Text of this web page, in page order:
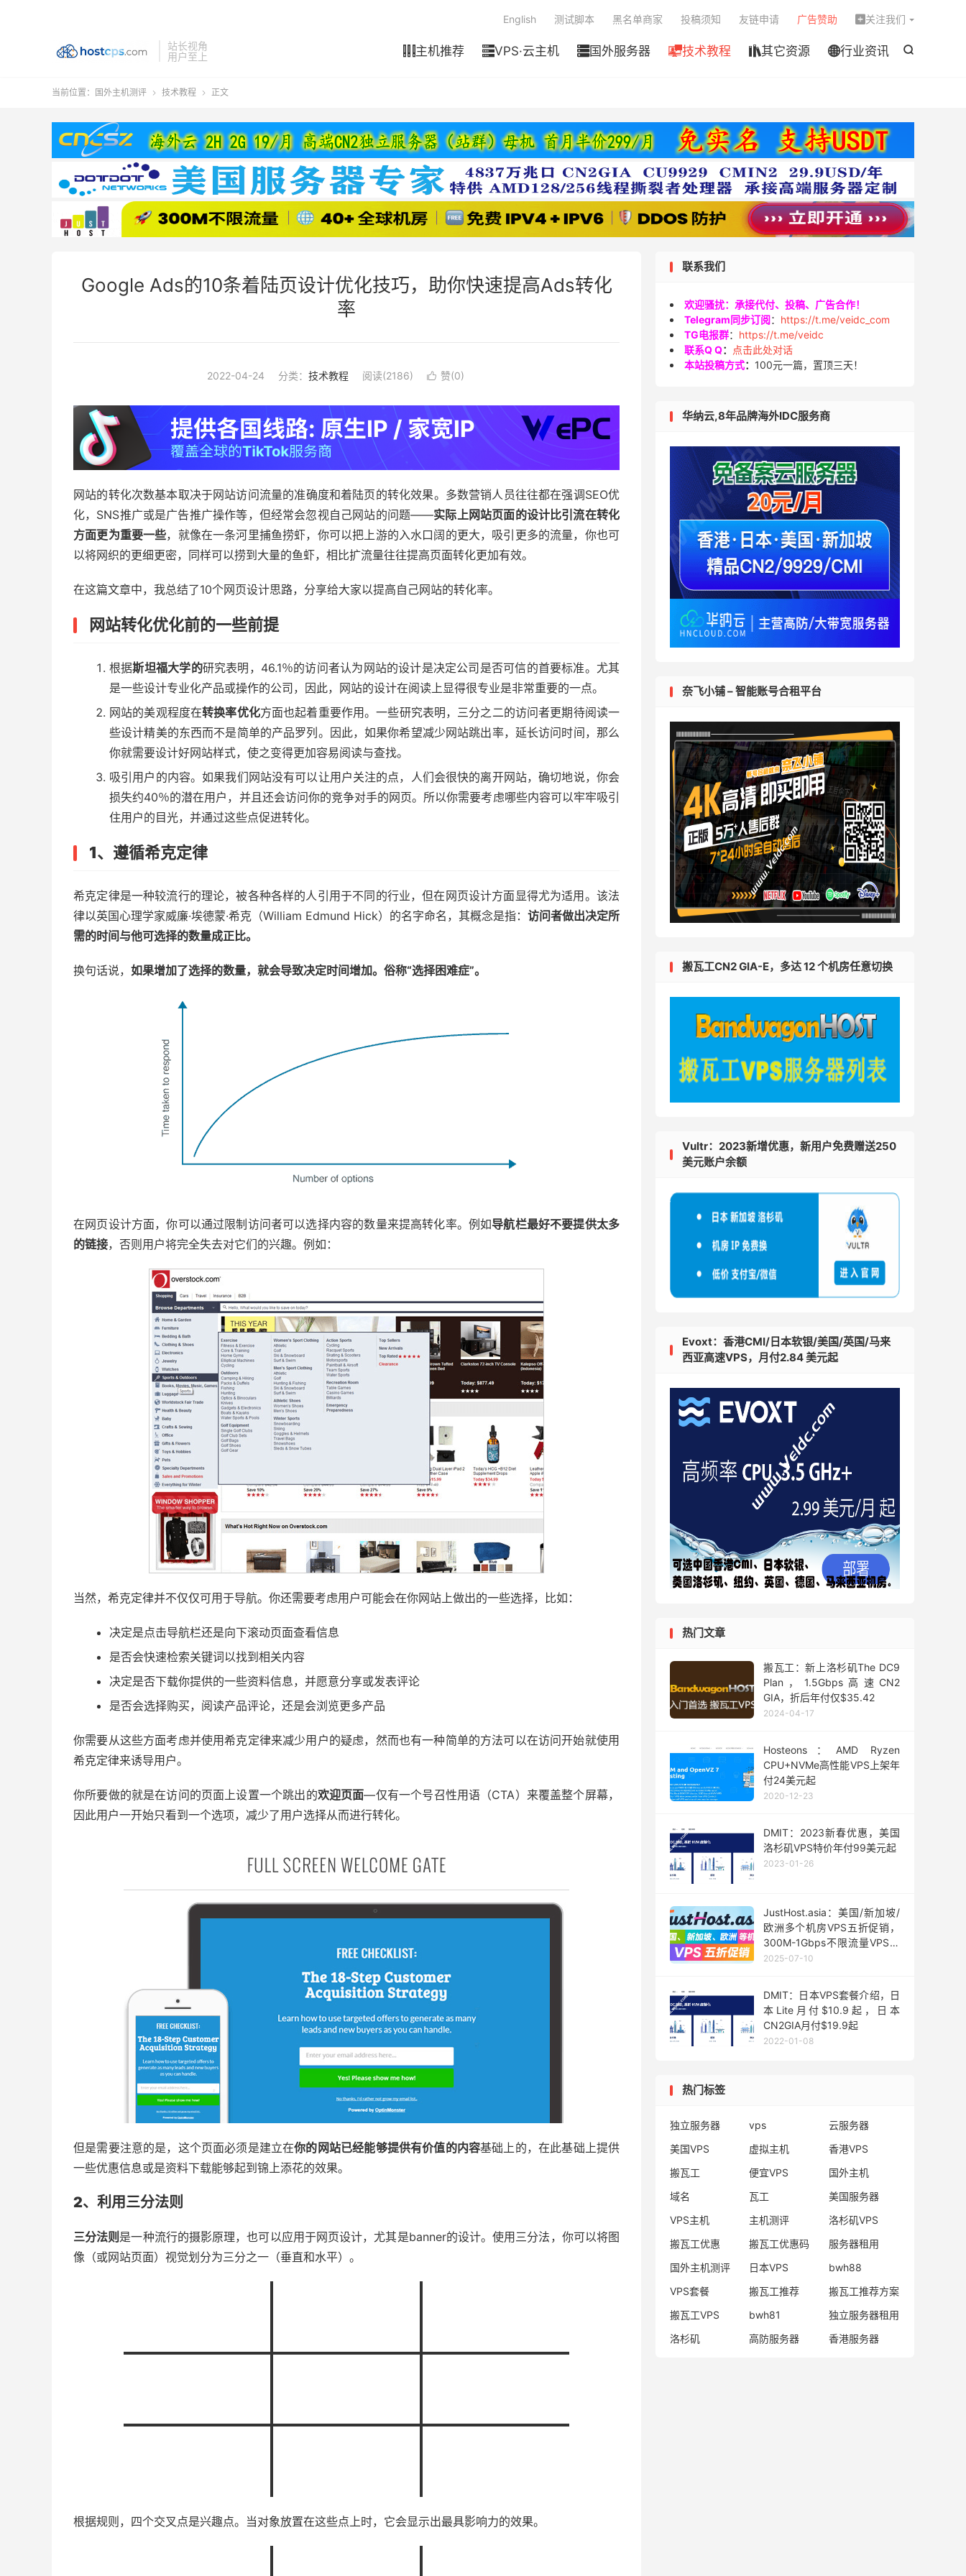
站长视角
用户至上

主机推荐 VPS·云主机 国外服务器 技术教程 其它资源 行业资讯
English 测试脚本 黑名单商家 投稿须知 友链申请 广告赞助  关注我们
当前位置： 国外主机测评  技术教程  正文
Google Ads的10条着陆页设计优化技巧，助你快速提高Ads转化
率
2022-04-24 分类： 技术教程 阅读(2186)  赞(0)
网站的转化次数基本取决于网站访问流量的准确度和着陆页的转化效果。多数营销人员往往都在强调SEO优
化，SNS推广或是广告推广操作等，但经常会忽视自己网站的问题——实际上网站页面的设计比引流在转化
方面更为重要一些，就像在一条河里捕鱼捞虾，你可以把上游的入水口阔的更大，吸引更多的流量，你也可
以将网织的更细更密，同样可以捞到大量的鱼虾，相比扩流量往往提高页面转化更加有效。
在这篇文章中，我总结了10个网页设计思路，分享给大家以提高自己网站的转化率。
网站转化优化前的一些前提
根据斯坦福大学的研究表明，46.1％的访问者认为网站的设计是决定公司是否可信的首要标准。尤其
是一些设计专业化产品或操作的公司，因此，网站的设计在阅读上显得很专业是非常重要的一点。
网站的美观程度在转换率优化方面也起着重要作用。一些研究表明，三分之二的访问者更期待阅读一
些设计精美的东西而不是简单的产品罗列。因此，如果你希望减少网站跳出率，延长访问时间，那么
你就需要设计好网站样式，使之变得更加容易阅读与查找。
吸引用户的内容。如果我们网站没有可以让用户关注的点，人们会很快的离开网站，确切地说，你会
损失约40％的潜在用户，并且还会访问你的竞争对手的网页。所以你需要考虑哪些内容可以牢牢吸引
住用户的目光，并通过这些点促进转化。
1、 遵循希克定律
希克定律是一种较流行的理论，被各种各样的人引用于不同的行业，但在网页设计方面显得尤为适用。该法
律以英国心理学家威廉·埃德蒙·希克（William Edmund Hick）的名字命名，其概念是指： 访问者做出决定所
需的时间与他可选择的数量成正比。
换句话说， 如果增加了选择的数量，就会导致决定时间增加。俗称“选择困难症”。
在网页设计方面，你可以通过限制访问者可以选择内容的数量来提高转化率。例如导航栏最好不要提供太多
的链接，否则用户将完全失去对它们的兴趣。例如：
当然，希克定律并不仅仅可用于导航。你还需要考虑用户可能会在你网站上做出的一些选择，比如：
决定是点击导航栏还是向下滚动页面查看信息
是否会快速检索关键词以找到相关内容
决定是否下载你提供的一些资料信息，并愿意分享或发表评论
是否会选择购买，阅读产品评论，还是会浏览更多产品
你需要从这些方面考虑并使用希克定律来减少用户的疑虑，然而也有一种简单的方法可以在访问开始就使用
希克定律来诱导用户。
你所要做的就是在访问的页面上设置一个跳出的欢迎页面—仅有一个号召性用语（CTA）来覆盖整个屏幕，
因此用户一开始只看到一个选项，减少了用户选择从而进行转化。
但是需要注意的是，这个页面必须是建立在你的网站已经能够提供有价值的内容基础上的，在此基础上提供
一些优惠信息或是资料下载能够起到锦上添花的效果。
2、 利用三分法则
三分法则 是一种流行的摄影原理，也可以应用于网页设计，尤其是banner的设计。使用三分法，你可以将图
像（或网站页面）视觉划分为三分之一（垂直和水平）。
根据规则，四个交叉点是兴趣点。当对象放置在这些点上时，它会显示出最具影响力的效果。
联系我们
欢迎骚扰：承接代付、投稿、广告合作！
Telegram同步订阅： https://t.me/veidc_com
TG电报群： https://t.me/veidc
联系Q Q：
点击此处对话
本站投稿方式： 100元一篇，置顶三天！
华纳云,8年品牌海外IDC服务商
奈飞小铺 – 智能账号合租平台
搬瓦工CN2 GIA-E，多达 12 个机房任意切换
Vultr：2023新增优惠，新用户免费赠送250
美元账户余额
Evoxt：香港CMI/日本软银/美国/英国/马来
西亚高速VPS，月付2.84 美元起
热门文章
搬瓦工：新上洛杉矶The DC9
Plan，1.5Gbps高速CN2
GIA，折后年付仅$35.42
2024-04-17
Hosteons：AMD Ryzen
CPU+NVMe高性能VPS上架年
付24美元起
2020-12-23
DMIT：2023新春优惠，美国
洛杉矶VPS特价年付99美元起
2023-01-26
JustHost.asia：美国/新加坡/
欧洲多个机房VPS五折促销，
300M-1Gbps不限流量VPS，
月付$2.34起
2025-07-10
DMIT：日本VPS套餐介绍，日
本Lite月付$10.9起，日本
CN2GIA月付$19.9起
2022-01-08
热门标签
独立服务器 vps
云服务器
美国VPS
虚拟主机
香港VPS
搬瓦工
便宜VPS
国外主机
域名
瓦工
美国服务器
VPS主机
主机测评
洛杉矶VPS
搬瓦工优惠
搬瓦工优惠码
服务器租用
国外主机测评
日本VPS
bwh88
VPS套餐
搬瓦工推荐
搬瓦工推荐方案
搬瓦工VPS
bwh81
独立服务器租用
洛杉矶
高防服务器 香港服务器